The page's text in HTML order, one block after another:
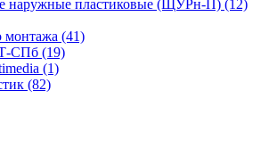
наружные пластиковые (ЩУРн-П) (12)
(41)
СПб (19)
(1)
(82)